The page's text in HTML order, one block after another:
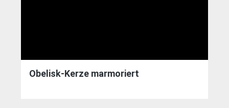
Obelisk-Kerze marmoriert